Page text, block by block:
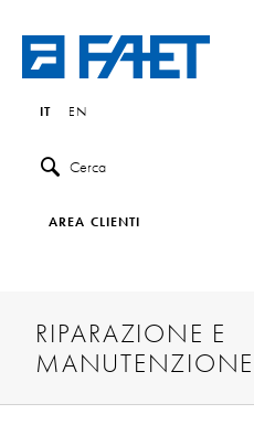
IT EN
Cerca
AREA CLIENTI
RIPARAZIONE E
MANUTENZIONE